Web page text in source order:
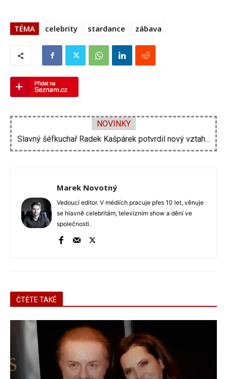
TÉMA celebrity stardance zábava
NOVINKY
Slavný šéfkuchař Radek Kašpárek potvrdil nový vztah...
Marek Novotný
Vedoucí editor. V médiích pracuje přes 10 let, věnuje
se hlavně celebritám, televizním show a dění ve
společnosti.
ČTĚTE TAKÉ